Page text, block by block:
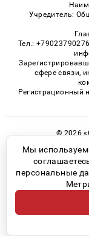
Учредитель:
Тел.:
сфере связи,
© 2026
Мы
персональные